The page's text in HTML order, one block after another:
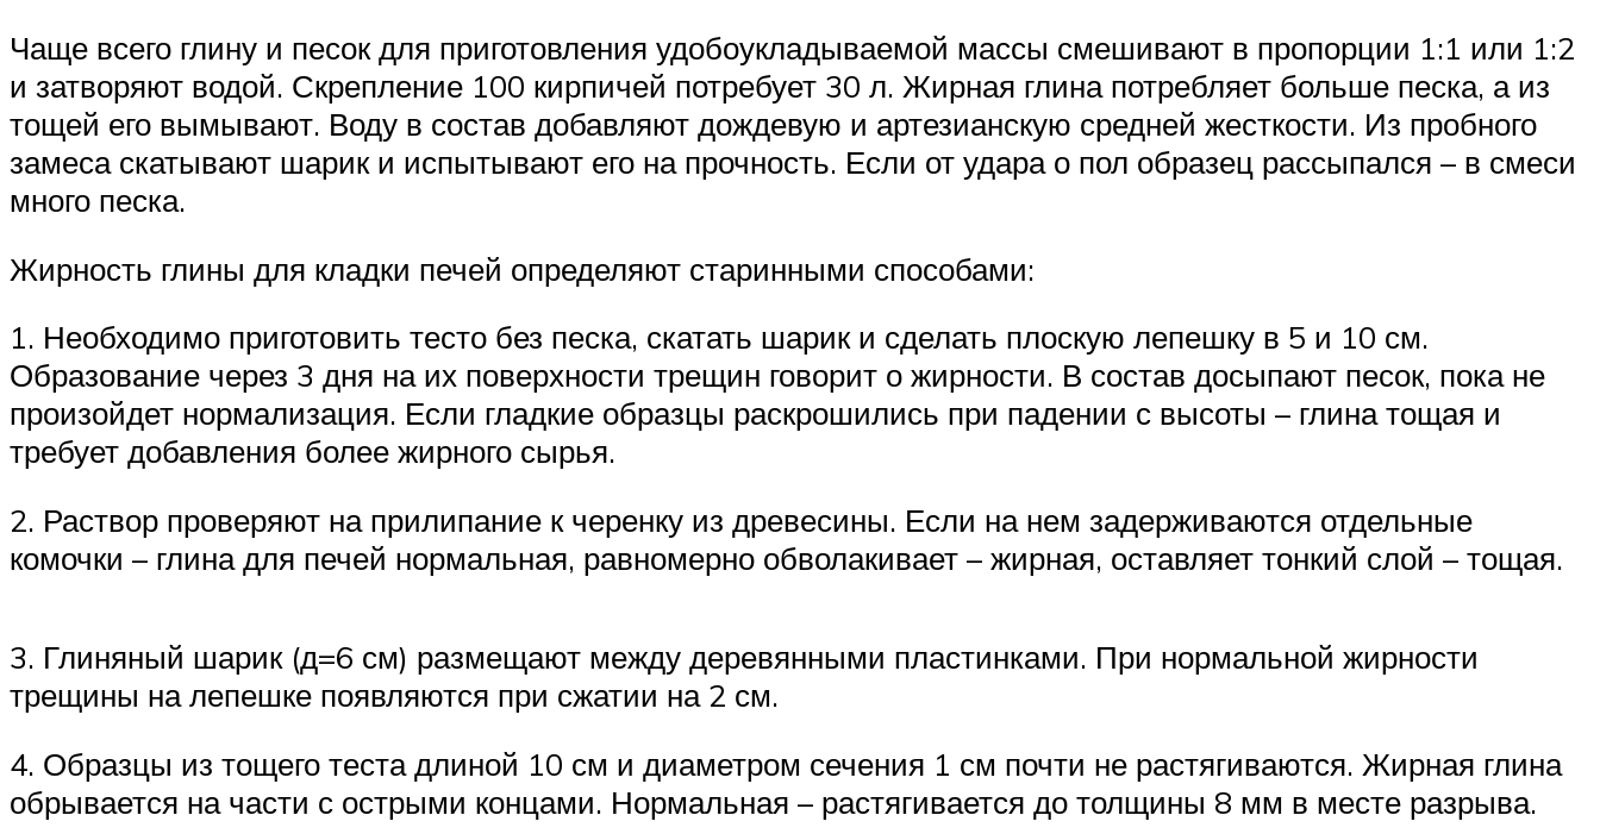
Чаще всего глину и песок для приготовления удобоукладываемой массы смешивают в пропорции 1:1 или 1:2
и затворяют водой. Скрепление 100 кирпичей потребует 30 л. Жирная глина потребляет больше песка, а из
тощей его вымывают. Воду в состав добавляют дождевую и артезианскую средней жесткости. Из пробного
замеса скатывают шарик и испытывают его на прочность. Если от удара о пол образец рассыпался – в смеси
много песка.
Жирность глины для кладки печей определяют старинными способами:
1. Необходимо приготовить тесто без песка, скатать шарик и сделать плоскую лепешку в 5 и 10 см.
Образование через 3 дня на их поверхности трещин говорит о жирности. В состав досыпают песок, пока не
произойдет нормализация. Если гладкие образцы раскрошились при падении с высоты – глина тощая и
требует добавления более жирного сырья.
2. Раствор проверяют на прилипание к черенку из древесины. Если на нем задерживаются отдельные
комочки – глина для печей нормальная, равномерно обволакивает – жирная, оставляет тонкий слой – тощая.
3. Глиняный шарик (д=6 см) размещают между деревянными пластинками. При нормальной жирности
трещины на лепешке появляются при сжатии на 2 см.
4. Образцы из тощего теста длиной 10 см и диаметром сечения 1 см почти не растягиваются. Жирная глина
обрывается на части с острыми концами. Нормальная – растягивается до толщины 8 мм в месте разрыва.